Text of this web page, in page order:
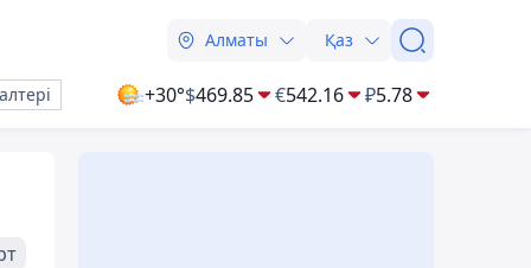
Алматы Қаз
+30°$469.85 €542.16 ₽5.78